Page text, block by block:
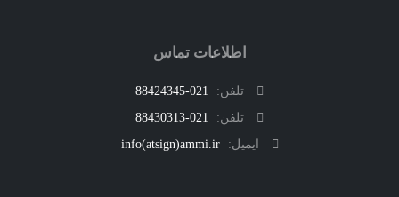
اطلاعات تماس
تلفن:
021-88424345
تلفن:
021-88430313
ایمیل:
info(atsign)ammi.ir